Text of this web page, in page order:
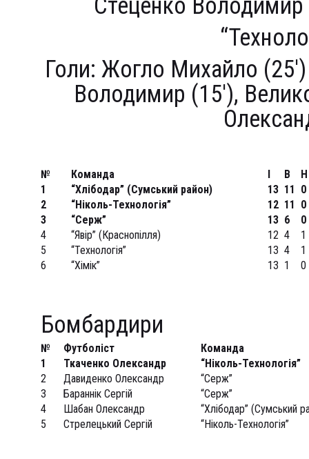
Стеценко Володимир
Голи: Жогло Михайло (25′)
Володимир (15′),
№ Команда В
Н
1
“Хлібодар” (Сумський район) 13 11
0
2
“Ніколь-Технологія” 12 11
0
3
“Серж” 13 6
0
4
“Явір” (Краснопілля) 12 4
1
5
“Технологія” 13 4
1
6
“Хімік” 13 1 0
Бомбардири
№ Футболіст
Команда
1
Ткаченко Олександр
“Ніколь-Технологія”
2
Давиденко Олександр
“Серж”
3
Бараннік Сергій
“Серж”
4
Шабан Олександр
“Хлібодар” (Сумський
5
Стрелецький Сергій “Ніколь-Технологія”